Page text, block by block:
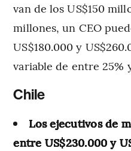
van de los US$150
millones, un CEO
US$180.000 y
variable de entre 25%
Chile
Los ejecutivos de
entre US$230.000 y